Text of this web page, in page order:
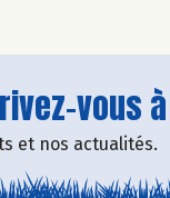
vous
et nos actualités.